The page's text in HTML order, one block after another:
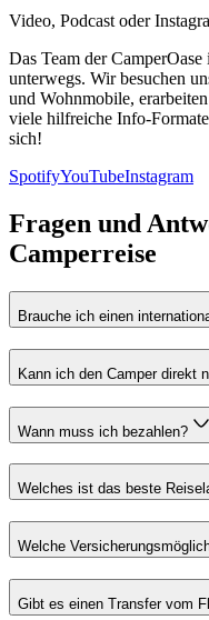
Video, Podcast oder
Das Team der
unterwegs. Wir besuchen
und Wohnmobile,
viele hilfreiche Info-
sich!
SpotifyYouTubeInstagram
Fragen und
Camperreise
Brauche ich einen
Kann ich den Camper direkt
Wann muss ich bezahlen?
Welches ist das beste
Welche
Gibt es einen Transfer vom